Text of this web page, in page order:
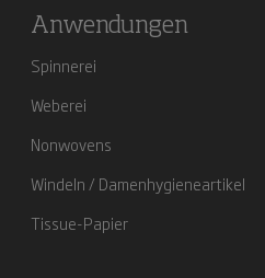
Anwendungen
Spinnerei
Weberei
Nonwovens
Windeln / Damenhygieneartikel
Tissue-Papier